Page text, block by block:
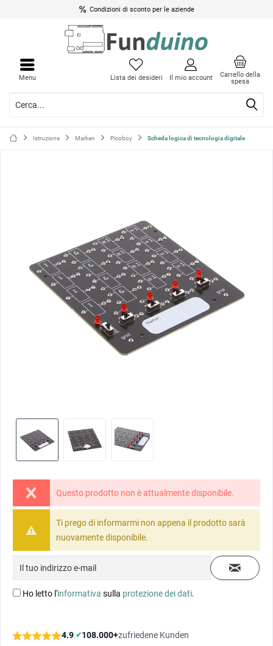
Condizioni di sconto per le aziende
Carrello della
spesa
Lista dei desideri Il mio account
Menu
Istruzione Marken Picoboy Scheda logica di tecnologia digitale
Questo prodotto non è attualmente disponibile.
Ti prego di informarmi non appena il prodotto sarà
nuovamente disponibile.
Ho letto l'informativa sulla protezione dei dati.
4.9|✔108.000+zufriedene Kunden
menu
menu